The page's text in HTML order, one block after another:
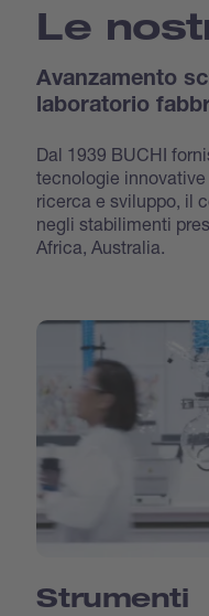
Le
Avanzamento
laboratorio
Dal 1939 BUCHI
tecnologie
ricerca e sviluppo, il
negli stabilimenti
Africa, Australia.
Strumenti